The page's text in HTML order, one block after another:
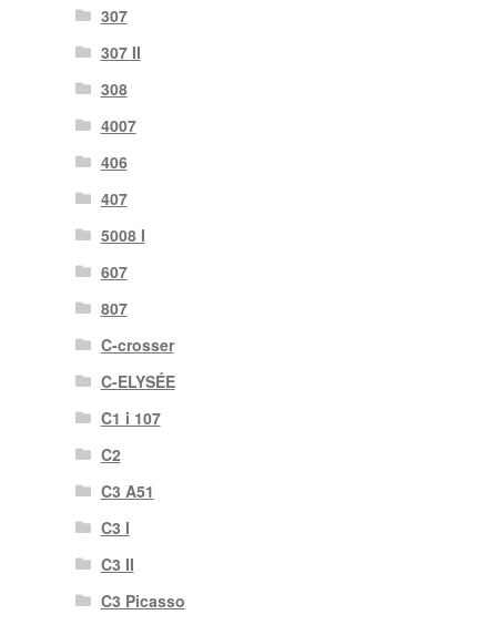
307
307 II
308
4007
406
407
5008 I
607
807
C-crosser
C-ELYSÉE
C1 i 107
C2
C3 A51
C3 I
C3 II
C3 Picasso